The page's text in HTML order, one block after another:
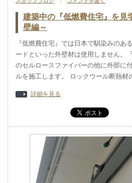
建築中の『低燃費住宅』を見
壁編～
『低燃費住宅』では日本で馴染みのあ
ードといった外壁材は使用しません。
のセルロースファイバーの他に外部に
ルを施工します。 ロックウール断熱
詳細を見る